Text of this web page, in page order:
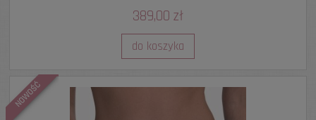
389,00 zł
do koszyka
NOWOŚĆ